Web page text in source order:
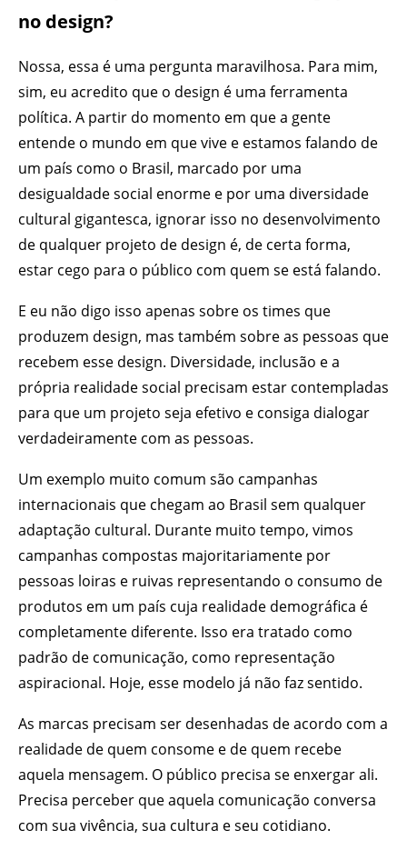
no design?
Nossa, essa é uma pergunta maravilhosa. Para mim,
sim, eu acredito que o design é uma ferramenta
política. A partir do momento em que a gente
entende o mundo em que vive e estamos falando de
um país como o Brasil, marcado por uma
desigualdade social enorme e por uma diversidade
cultural gigantesca, ignorar isso no desenvolvimento
de qualquer projeto de design é, de certa forma,
estar cego para o público com quem se está falando.
E eu não digo isso apenas sobre os times que
produzem design, mas também sobre as pessoas que
recebem esse design. Diversidade, inclusão e a
própria realidade social precisam estar contempladas
para que um projeto seja efetivo e consiga dialogar
verdadeiramente com as pessoas.
Um exemplo muito comum são campanhas
internacionais que chegam ao Brasil sem qualquer
adaptação cultural. Durante muito tempo, vimos
campanhas compostas majoritariamente por
pessoas loiras e ruivas representando o consumo de
produtos em um país cuja realidade demográfica é
completamente diferente. Isso era tratado como
padrão de comunicação, como representação
aspiracional. Hoje, esse modelo já não faz sentido.
As marcas precisam ser desenhadas de acordo com a
realidade de quem consome e de quem recebe
aquela mensagem. O público precisa se enxergar ali.
Precisa perceber que aquela comunicação conversa
com sua vivência, sua cultura e seu cotidiano.